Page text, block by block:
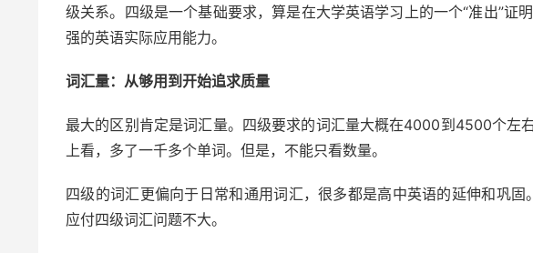
级关系。四级是一个基础要求，算是在大学英语学习上的一个“准出”证
强的英语实际应用能力。
词汇量：从够用到开始追求质量
最大的区别肯定是词汇量。四级要求的词汇量大概在4000到4500个左
上看，多了一千多个单词。但是，不能只看数量。
四级的词汇更偏向于日常和通用词汇，很多都是高中英语的延伸和巩固
应付四级词汇问题不大。